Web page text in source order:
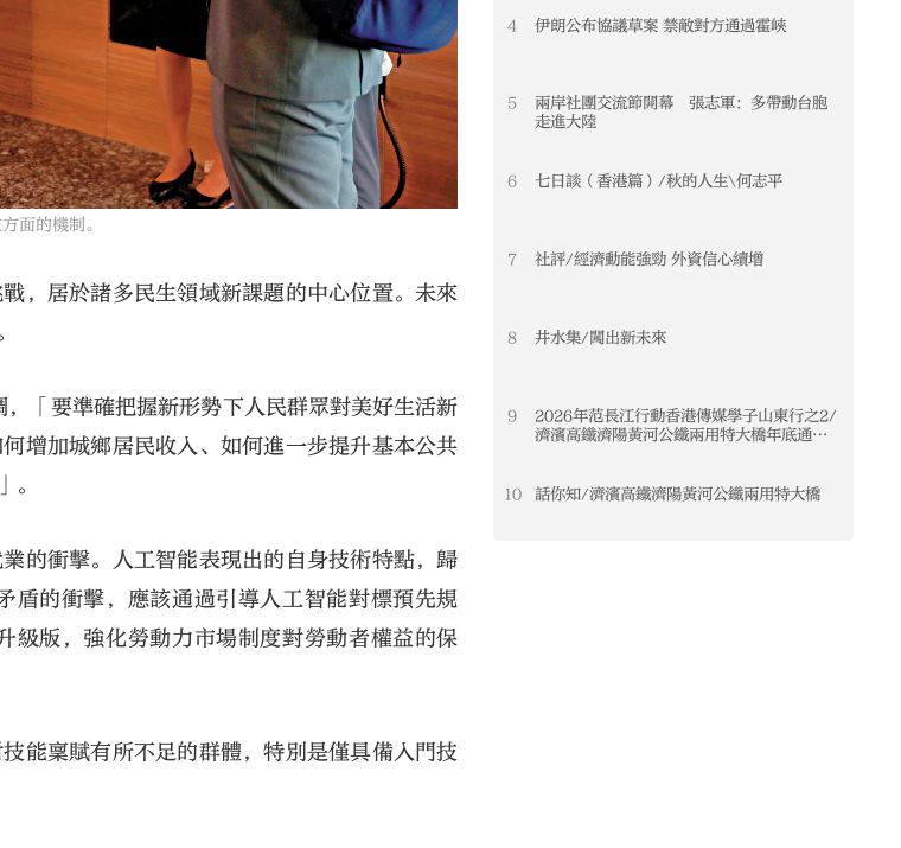
面的機制。
，居於諸多民生領域新課題的中心位置。未來
「要準確把握新形勢下人民群眾對美好生活新
增加城鄉居民收入、如何進一步提升基本公共
。
的衝擊。人工智能表現出的自身技術特點，歸
盾的衝擊，應該通過引導人工智能對標預先規
級版，強化勞動力市場制度對勞動者權益的保
能稟賦有所不足的群體，特別是僅具備入門技
4 伊朗公布協議草案 禁敵對方通過霍峽
5
兩岸社團交流節開幕 張志軍：多帶動台胞
走進大陸
6 七日談（香港篇）/秋的人生\何志平
7 社評/經濟動能強勁 外資信心續增
8 井水集/闖出新未來
9
2026年范長江行動香港傳媒學子山東行之2/
濟濱高鐵濟陽黃河公鐵兩用特大橋年底通車
10 話你知/濟濱高鐵濟陽黃河公鐵兩用特大橋